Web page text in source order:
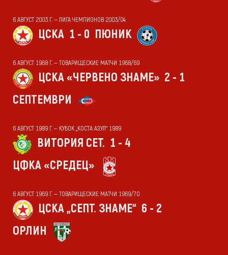
6 АВГУСТ 2003 Г. — ЛИГА ЧЕМПИОНОВ 2003/04
ЦСКА 1 - 0 ПЮНИК
6 АВГУСТ 1968 Г. — ТОВАРИЩЕСКИЕ МАТЧИ 1968/69
ЦСКА «ЧЕРВЕНО ЗНАМЕ» 2 - 1
СЕПТЕМВРИ
6 АВГУСТ 1989 Г. — КУБОК „КОСТА АЗУЛ“ 1989
ВИТОРИЯ СЕТ. 1 - 4
ЦФКА «СРЕДЕЦ»
6 АВГУСТ 1969 Г. — ТОВАРИЩЕСКИЕ МАТЧИ 1969/70
ЦСКА „СЕПТ. ЗНАМЕ“ 6 - 2
ОРЛИН